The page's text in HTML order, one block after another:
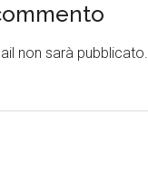
non sarà pubblicato.